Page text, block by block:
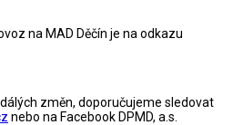
na MAD Děčín je na odkazu
změn, doporučujeme sledovat
nebo na Facebook DPMD, a.s.